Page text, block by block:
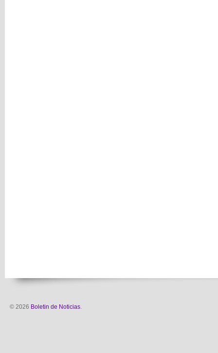
© 2026 Boletin de Noticias.